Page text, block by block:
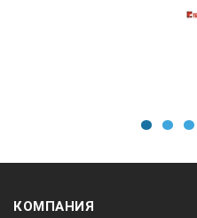
Предварительная
Предельная нагрузка
· для ТВР-А и ТВР-АМ
КОМПАНИЯ